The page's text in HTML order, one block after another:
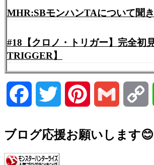
MHR:SBモンハンTAについて聞
#18【クロノ・トリガー】完全初
TRIGGER】
Facebook Twitter Pinterest Gmail
ブログ応援お願いします😊